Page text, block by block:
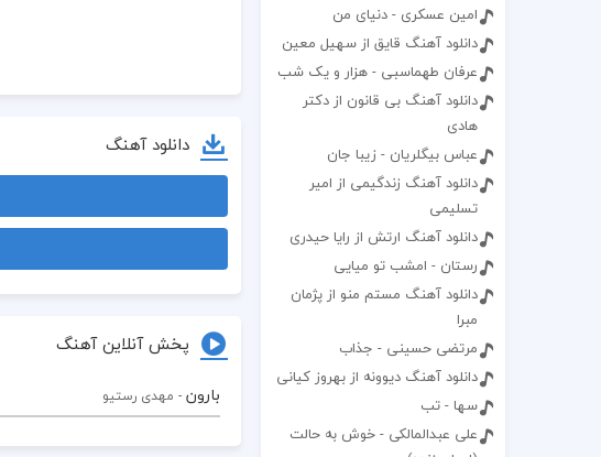
امین عسکری - دنیای من
دانلود آهنگ قایق از سهیل معین
عرفان طهماسبی - هزار و یک شب
دانلود آهنگ بی قانون از دکتر
هادی
عباس بیگلریان - زیبا جان
دانلود آهنگ زندگیمی از امیر
تسلیمی
دانلود آهنگ ارتش از رایا حیدری
رستان - امشب تو میایی
دانلود آهنگ مستم منو از پژمان
مبرا
مرتضی حسینی - جذاب
دانلود آهنگ دیوونه از بهروز کیانی
سها - تب
علی عبدالمالکی - خوش به حالت
دانلود آهنگ
پخش آنلاین آهنگ
بارون - مهدی رستیو